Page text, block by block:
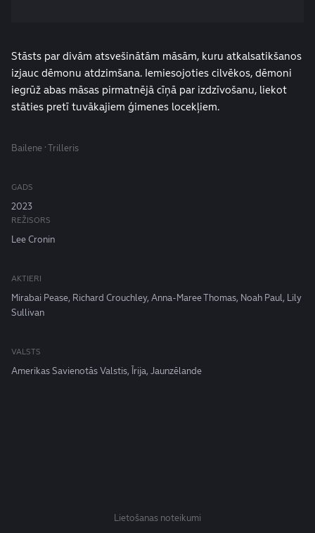
Stāsts par divām atsvešinātām māsām, kuru atkalsatikšanos
izjauc dēmonu atdzimšana. Iemiesojoties cilvēkos, dēmoni
iegrūž abas māsas pirmatnējā cīņā par izdzīvošanu, liekot
stāties pretī tuvākajiem ģimenes locekļiem.
Bailene · Trilleris
GADS
2023
REŽISORS
Lee Cronin
AKTIERI
Mirabai Pease, Richard Crouchley, Anna-Maree Thomas, Noah Paul, Lily
Sullivan
VALSTS
Amerikas Savienotās Valstis, Īrija, Jaunzēlande
Lietošanas noteikumi